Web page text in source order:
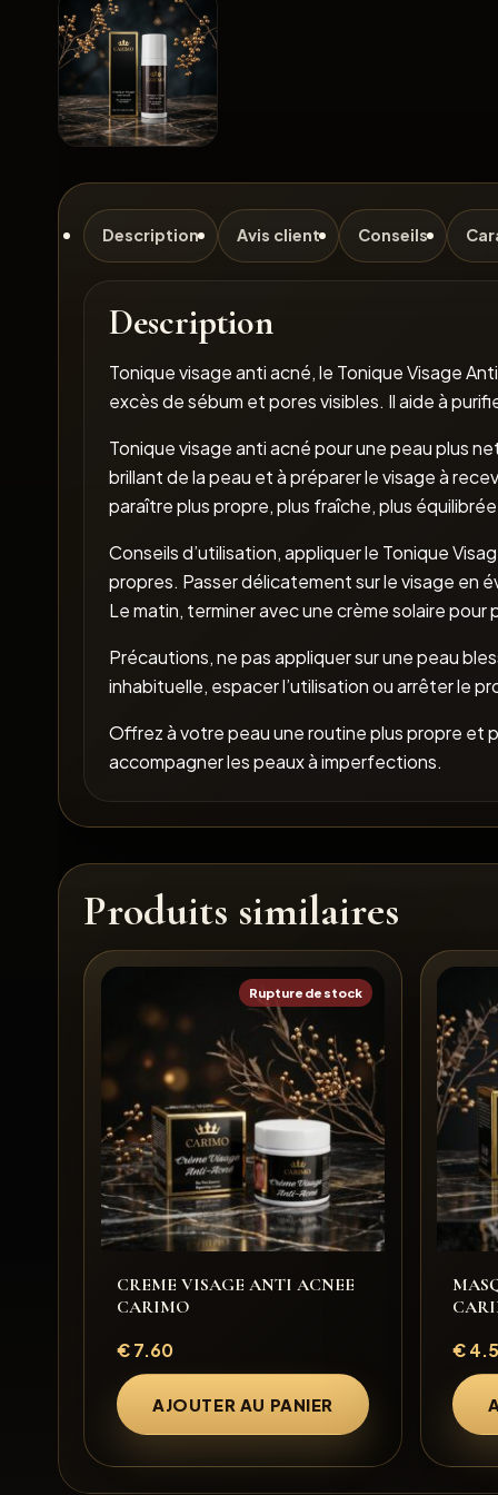
Description Avis client Conseils
Description
Tonique visage anti acné, le Tonique Visage
excès de sébum et pores visibles. Il aide à
Tonique visage anti acné pour une peau plus
brillant de la peau et à préparer le visage à
paraître plus propre, plus fraîche, plus
Conseils d’utilisation, appliquer le Tonique
propres. Passer délicatement sur le visage en
Le matin, terminer avec une crème solaire
Précautions, ne pas appliquer sur une peau
inhabituelle, espacer l’utilisation ou arrêter le
Offrez à votre peau une routine plus propre et
accompagner les peaux à imperfections.
Produits similaires
Rupture de stock
CREME VISAGE ANTI ACNEE
CARIMO
€7.60
AJOUTER AU PANIER
€